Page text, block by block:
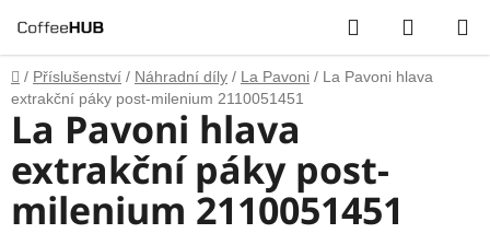
na
obsah
Hledat
KOŠÍK
Domů
/ Příslušenství / Náhradní díly / La Pavoni / La Pavoni hlava
extrakční páky post-milenium 2110051451
La Pavoni hlava
extrakční páky post-
milenium 2110051451